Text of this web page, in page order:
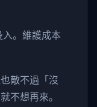
。維護成本
敵不過「沒
不想再來。